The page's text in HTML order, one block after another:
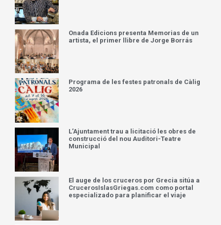
Onada Edicions presenta Memorias de un
artista, el primer llibre de Jorge Borrás
Programa de les festes patronals de Càlig
2026
L’Ajuntament trau a licitació les obres de
construcció del nou Auditori-Teatre
Municipal
El auge de los cruceros por Grecia sitúa a
CrucerosIslasGriegas.com como portal
especializado para planificar el viaje